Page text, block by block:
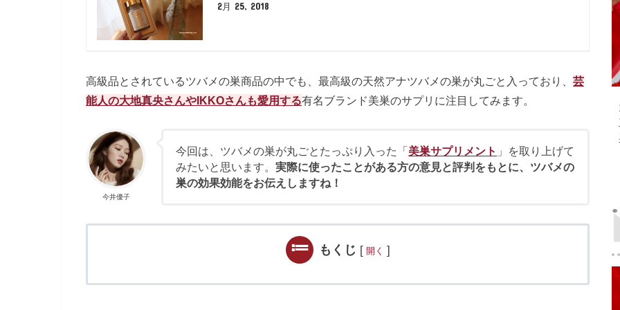
2月 25, 2018
高級品とされているツバメの巣商品の中でも、最高級の天然アナツバメの巣が丸ごと入っており、 芸
能人の大地真央さんやIKKOさんも愛用する有名ブランド美巣のサプリに注目してみます。
今井優子
今回は、ツバメの巣が丸ごとたっぷり入った「 美巣サプリメント 」を取り上げて
みたいと思います。実際に使ったことがある方の意見と評判をもとに、ツバメの
巣の効果効能をお伝えしますね！
もくじ [ 開く ]